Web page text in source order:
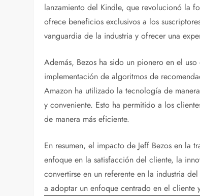
lanzamiento del Kindle, que revolucionó la
ofrece beneficios exclusivos a los
vanguardia de la industria y ofrecer una
Además, Bezos ha sido un pionero en el
implementación de algoritmos de
Amazon ha utilizado la tecnología de
y conveniente. Esto ha permitido a los
de manera más eficiente.
En resumen, el impacto de Jeff Bezos en la
enfoque en la satisfacción del cliente, la
convertirse en un referente en la industria
a adoptar un enfoque centrado en el cliente